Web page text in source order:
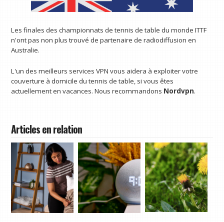
Les finales des championnats de tennis de table du monde ITTF
n'ont pas non plus trouvé de partenaire de radiodiffusion en
Australie.
L'un des meilleurs services VPN vous aidera à exploiter votre
couverture à domicile du tennis de table, si vous êtes
actuellement en vacances. Nous recommandons Nordvpn.
Articles en relation